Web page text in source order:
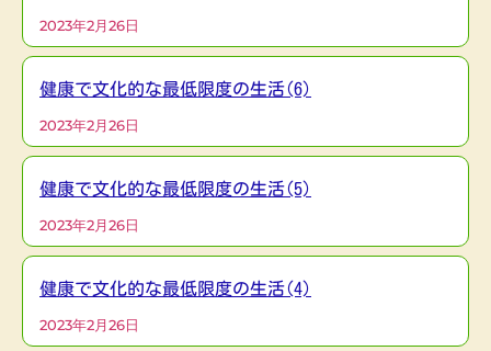
2023年2月26日
健康で文化的な最低限度の生活(6)
2023年2月26日
健康で文化的な最低限度の生活(5)
2023年2月26日
健康で文化的な最低限度の生活(4)
2023年2月26日